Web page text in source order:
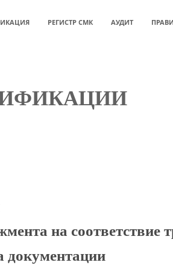
РЕГИСТР СМК АУДИТ
и зарубежные организации,
(физические лица).
на соответствие
документации